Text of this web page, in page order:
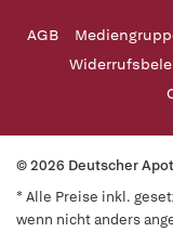
AGB
© 2026 Deutscher
* Alle Preise inkl.
wenn nicht anders